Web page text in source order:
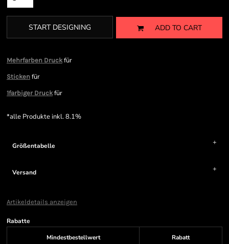
START DESIGNING ADD TO CART
Mehrfarben Druckfür
Sticken für
1farbiger Druckfür
*alle Produkte inkl. 8.1%
Größentabelle
Versand
Artikeldetails anzeigen
Rabatte
Mindestbestellwert
Rabatt